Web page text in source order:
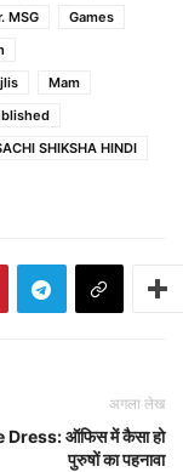
MSG
Games
Mam
SHIKSHA HINDI
अगला लेख
ऑफिस में कैसा हो
पुरुषों का पहनावा